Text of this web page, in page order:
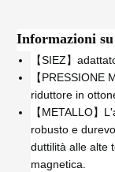
Informazioni
【SIEZ】
【PRESSIONE
riduttore in
【METALLO】
robusto e
duttilità alle alte
magnetica.